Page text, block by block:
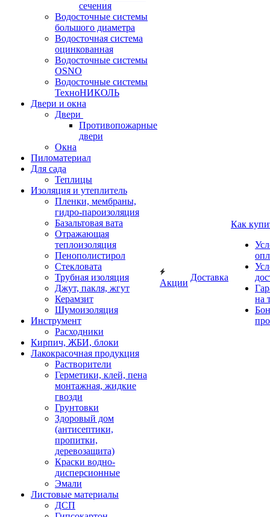
сечения
Водосточные системы
большого диаметра
Водосточная система
оцинкованная
Водосточные системы
OSNO
Водосточные системы
ТехноНИКОЛЬ
Двери и окна
Двери
Противопожарные
двери
Окна
Пиломатериал
Для сада
Теплицы
Изоляция и утеплитель
Пленки, мембраны,
гидро-пароизоляция
Базальтовая вата
Отражающая
теплоизоляция
Пенополистирол
Стекловата
Трубная изоляция
Джут, пакля, жгут
Керамзит
Шумоизоляция
Инструмент
Расходники
Кирпич, ЖБИ, блоки
Лакокрасочная продукция
Растворители
Герметики, клей, пена
монтажная, жидкие
гвозди
Грунтовки
Здоровый дом
(антисептики,
пропитки,
деревозащита)
Краски водно-
дисперсионные
Эмали
Листовые материалы
ДСП
Акции
Доставка
Как
на